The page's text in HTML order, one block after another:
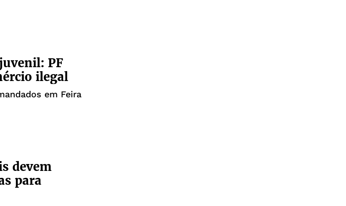
PF
ilegal
em Feira
devem
para